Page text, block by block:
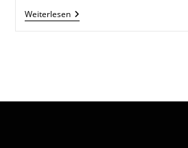
WeiterlesenDer
Beliebte